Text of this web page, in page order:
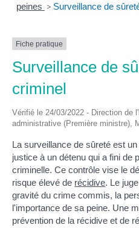
peines > Surveillance de
Fiche pratique
Surveillance de
criminel
Vérifié le 24/03/2022 - Direction de
administrative (Première ministre),
La surveillance de sûreté est
justice à un détenu qui a fini de
criminelle. Ce contrôle vise le
risque élevé de récidive. Le
gravité du crime commis, la
l'importance de sa peine. Une
prévention de la récidive et de